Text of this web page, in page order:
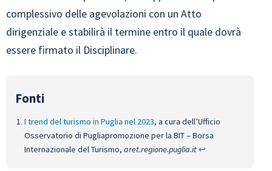
complessivo delle agevolazioni con un Atto
dirigenziale e stabilirà il termine entro il quale dovrà
essere firmato il Disciplinare.
I trend del turismo in Puglia nel 2023, a cura dell’Ufficio
Osservatorio di Pugliapromozione per la BIT – Borsa
Internazionale del Turismo, aret.regione.puglia.it↩︎